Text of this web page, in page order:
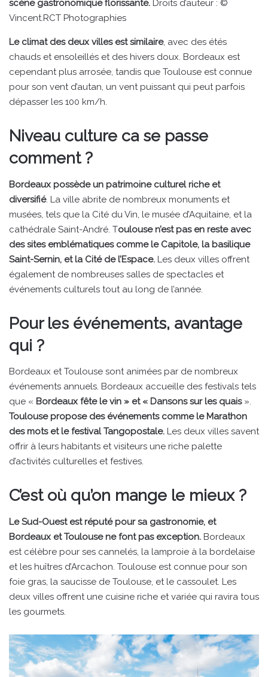
scène gastronomique florissante. Droits d’auteur : ©
Vincent.RCT Photographies
Le climat des deux villes est similaire, avec des étés
chauds et ensoleillés et des hivers doux. Bordeaux est
cependant plus arrosée, tandis que Toulouse est connue
pour son vent d’autan, un vent puissant qui peut parfois
dépasser les 100 km/h.
Niveau culture ca se passe
comment ?
Bordeaux possède un patrimoine culturel riche et
diversifié. La ville abrite de nombreux monuments et
musées, tels que la Cité du Vin, le musée d’Aquitaine, et la
cathédrale Saint-André. Toulouse n’est pas en reste avec
des sites emblématiques comme le Capitole, la basilique
Saint-Sernin, et la Cité de l’Espace. Les deux villes offrent
également de nombreuses salles de spectacles et
événements culturels tout au long de l’année.
Pour les événements, avantage
qui ?
Bordeaux et Toulouse sont animées par de nombreux
événements annuels. Bordeaux accueille des festivals tels
que « Bordeaux fête le vin » et « Dansons sur les quais».
Toulouse propose des événements comme le Marathon
des mots et le festival Tangopostale. Les deux villes savent
offrir à leurs habitants et visiteurs une riche palette
d’activités culturelles et festives.
C’est où qu’on mange le mieux ?
Le Sud-Ouest est réputé pour sa gastronomie, et
Bordeaux et Toulouse ne font pas exception. Bordeaux
est célèbre pour ses cannelés, la lamproie à la bordelaise
et les huîtres d’Arcachon. Toulouse est connue pour son
foie gras, la saucisse de Toulouse, et le cassoulet. Les
deux villes offrent une cuisine riche et variée qui ravira tous
les gourmets.